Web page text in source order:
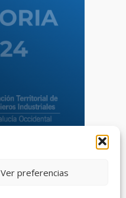
Ver preferencias